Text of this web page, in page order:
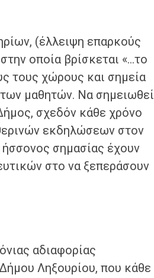
(έλλειψη επαρκούς
οποία βρίσκεται «…το
τους χώρους και σημεία
μαθητών. Να σημειωθεί
σχεδόν κάθε χρόνο
εκδηλώσεων στον
σημασίας έχουν
στο να ξεπεράσουν
αδιαφορίας
Ληξουρίου, που κάθε